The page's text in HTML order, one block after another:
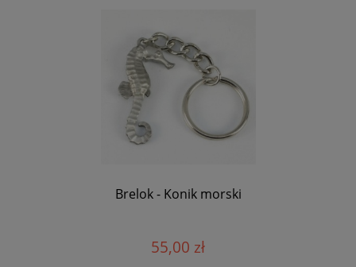
Brelok - Konik morski
55,00 zł